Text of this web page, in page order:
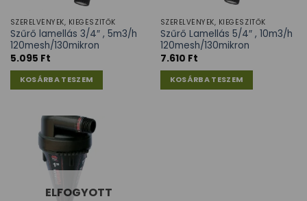
SZERELVÉNYEK, KIEGÉSZÍTŐK
Szűrő lamellás 3/4″ , 5m3/h
120mesh/130mikron
5.095 Ft
KOSÁRBA TESZEM
SZERELVÉNYEK, KIEGÉSZÍTŐK
Szűrő Lamellás 5/4″ , 10m3/h
120mesh/130mikron
7.610 Ft
KOSÁRBA TESZEM
ELFOGYOTT